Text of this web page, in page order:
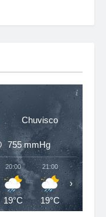
Chuvisco
755mmHg
20:00
19°C
21:00
19°C
22:00
19°C
›